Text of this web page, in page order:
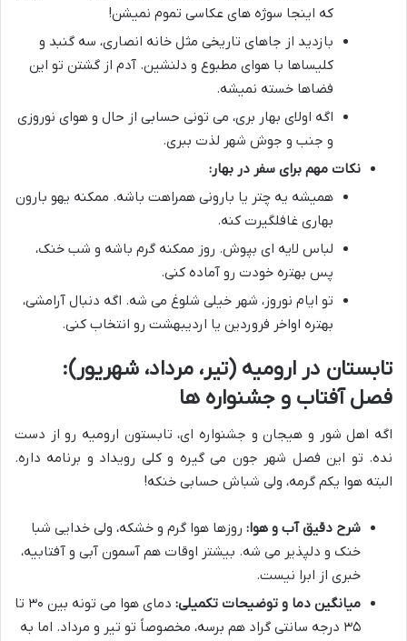
که اینجا سوژه های عکاسی تموم نمیشن!
بازدید از جاهای تاریخی مثل خانه انصاری، سه گنبد و
کلیساها با هوای مطبوع و دلنشین. آدم از گشتن تو این
فضاها خسته نمیشه.
اگه اولای بهار بری، می تونی حسابی از حال و هوای نوروزی
و جنب و جوش شهر لذت ببری.
نکات مهم برای سفر در بهار:
همیشه یه چتر یا بارونی همراهت باشه. ممکنه یهو بارون
بهاری غافلگیرت کنه.
لباس لایه ای بپوش. روز ممکنه گرم باشه و شب خنک،
پس بهتره خودت رو آماده کنی.
تو ایام نوروز، شهر خیلی شلوغ می شه. اگه دنبال آرامشی،
بهتره اواخر فروردین یا اردیبهشت رو انتخاب کنی.
تابستان در ارومیه (تیر، مرداد، شهریور):
فصل آفتاب و جشنواره ها
اگه اهل شور و هیجان و جشنواره ای، تابستون ارومیه رو از دست
نده. تو این فصل شهر جون می گیره و کلی رویداد و برنامه داره.
البته هوا یکم گرمه، ولی شباش حسابی خنکه!
شرح دقیق آب و هوا: روزها هوا گرم و خشکه، ولی خدایی شبا
خنک و دلپذیر می شه. بیشتر اوقات هم آسمون آبی و آفتابیه،
خبری از ابرا نیست.
میانگین دما و توضیحات تکمیلی:
دمای هوا می تونه بین ۳۰ تا
۳۵ درجه سانتی گراد هم برسه، مخصوصاً تو تیر و مرداد. اما به